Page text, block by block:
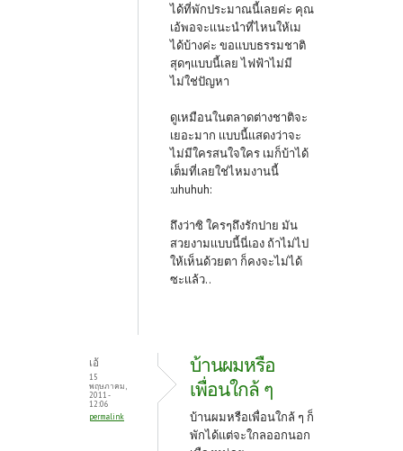
ได้ที่พักประมาณนี้เลยค่ะ คุณ
เอ้พอจะเเนะนำที่ไหนให้เม
ได้บ้างค่ะ ขอเเบบธรรมชาติ
สุดๆเเบบนี้เลย ไฟฟ้าไม่มี
ไม่ใช่ปัญหา
ดูเหมือนในตลาดต่างชาติจะ
เยอะมาก เเบบนี้เเสดงว่าจะ
ไม่มีใครสนใจใคร เมก็บ้าได้
เต็มที่เลยใช่ไหมงานนี้
:uhuhuh:
ถึงว่าซิ ใครๆถึงรักปาย มัน
สวยงามเเบบนี้นี่เอง ถ้าไม่ไป
ให้เห็นด้วยตา ก็คงจะไม่ได้
ซะเเล้ว..
เอ้
15
พฤษภาคม,
2011 -
12:06
permalink
บ้านผมหรือ
เพื่อนใกล้ ๆ
บ้านผมหรือเพื่อนใกล้ ๆ ก็
พักได้แต่จะใกลออกนอก